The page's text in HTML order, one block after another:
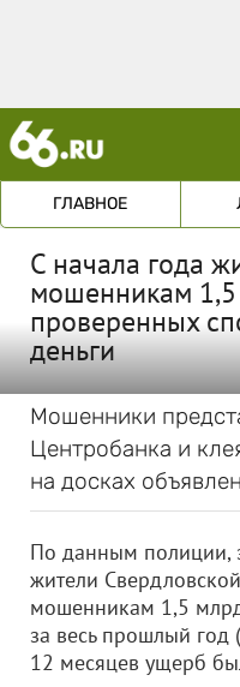
ГЛАВНОЕ
С начала года
мошенникам 1,5
проверенных
деньги
Мошенники
Центробанка и
на досках
По данным полиции,
жители
мошенникам 1,5
за весь прошлый год
12 месяцев ущерб